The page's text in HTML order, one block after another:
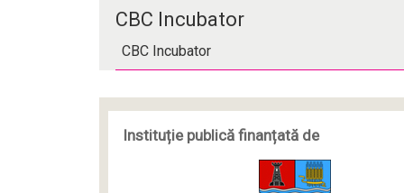
CBC Incubator
CBC Incubator
Instituție publică finanțată de